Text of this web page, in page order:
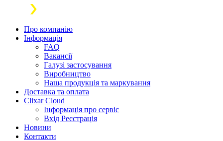
Про компанію
Інформація
FAQ
Вакансії
Галузі застосування
Виробництво
Наша продукція та маркування
Доставка та оплата
Clixar Cloud
Інформація про сервіс
Вхід Реєстрація
Новини
Контакти